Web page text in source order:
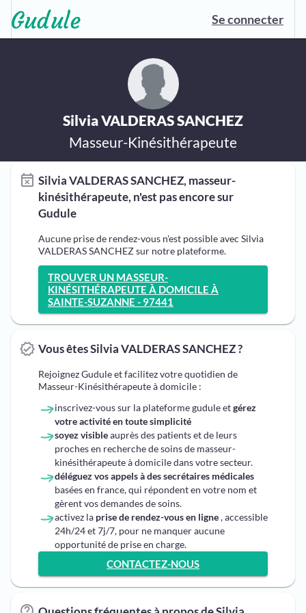
Se connecter
Silvia VALDERAS SANCHEZ
Masseur-Kinésithérapeute
Silvia VALDERAS SANCHEZ, masseur-
kinésithérapeute, n'est pas encore sur
Gudule
Aucune prise de rendez-vous n'est possible avec Silvia
VALDERAS SANCHEZ sur notre plateforme.
TROUVER UN MASSEUR-
KINÉSITHÉRAPEUTE À DOMICILE À
SAINTE-SUZANNE - 97441
Vous êtes Silvia VALDERAS SANCHEZ ?
Rejoignez Gudule et facilitez votre quotidien de
Masseur-Kinésithérapeute à domicile :
inscrivez-vous sur la plateforme gudule etgérez
votre activité en toute simplicité
soyez visibleauprès des patients et de leurs
proches en recherche de soins de masseur-
kinésithérapeute à domicile dans votre secteur.
déléguez vos appels à des secrétaires médicales
basées en france, qui répondent en votre nom et
gèrent vos demandes de soins.
activez la prise de rendez-vous en ligne, accessible
24h/24 et 7j/7, pour ne manquer aucune
opportunité de prise en charge.
CONTACTEZ-NOUS